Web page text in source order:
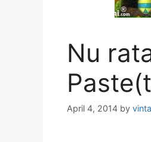
Nu
April 4, 2014 by